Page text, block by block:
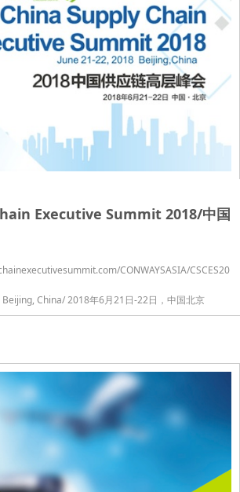
Executive Summit 2018/中国
CONWAYSASIA/CSCES20
China/ 2018年6月21日-22日，中国北京